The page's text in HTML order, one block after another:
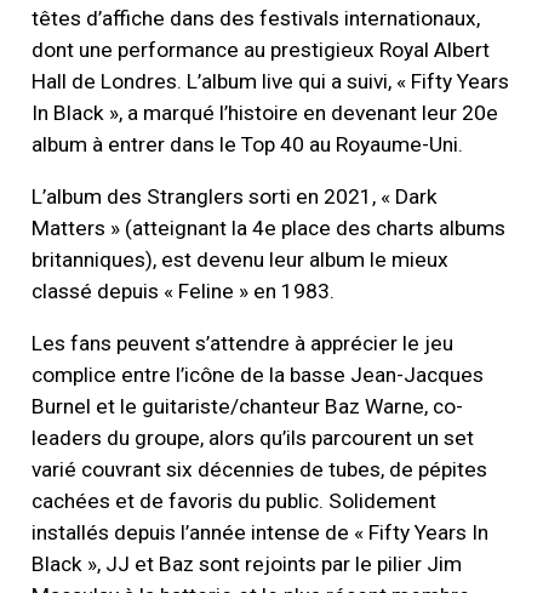
têtes d’affiche dans des festivals internationaux,
dont une performance au prestigieux Royal Albert
Hall de Londres. L’album live qui a suivi, « Fifty Years
In Black », a marqué l’histoire en devenant leur 20e
album à entrer dans le Top 40 au Royaume-Uni.
L’album des Stranglers sorti en 2021, « Dark
Matters » (atteignant la 4e place des charts albums
britanniques), est devenu leur album le mieux
classé depuis « Feline » en 1983.
Les fans peuvent s’attendre à apprécier le jeu
complice entre l’icône de la basse Jean-Jacques
Burnel et le guitariste/chanteur Baz Warne, co-
leaders du groupe, alors qu’ils parcourent un set
varié couvrant six décennies de tubes, de pépites
cachées et de favoris du public. Solidement
installés depuis l’année intense de « Fifty Years In
Black », JJ et Baz sont rejoints par le pilier Jim